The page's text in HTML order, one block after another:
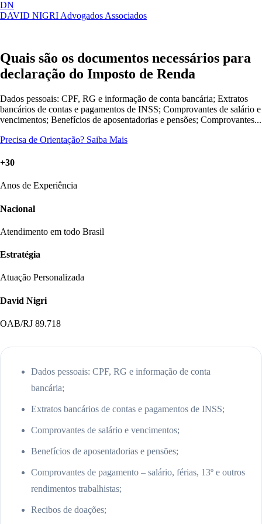
DN
DAVID NIGRI Advogados Associados
Artigos, sentenças, áreas de atuação,
Quais são os documentos necessários para
declaração do Imposto de Renda
Dados pessoais: CPF, RG e informação de conta bancária; Extratos
bancários de contas e pagamentos de INSS; Comprovantes de salário e
vencimentos; Benefícios de aposentadorias e pensões; Comprovantes...
Precisa de Orientação? Saiba Mais
+30
Anos de Experiência
Nacional
Atendimento em todo Brasil
Estratégia
Atuação Personalizada
David Nigri
OAB/RJ 89.718
Dados pessoais: CPF, RG e informação de conta
bancária;
Extratos bancários de contas e pagamentos de INSS;
Comprovantes de salário e vencimentos;
Benefícios de aposentadorias e pensões;
Comprovantes de pagamento – salário, férias, 13º e outros
rendimentos trabalhistas;
Recibos de doações;